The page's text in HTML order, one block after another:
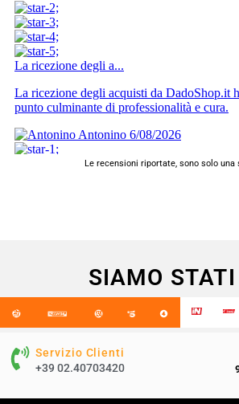
Le recensioni riportate, sono solo
SIAMO STATI
Servizio Clienti
+39 02.40703420